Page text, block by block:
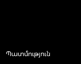
Պատմություն